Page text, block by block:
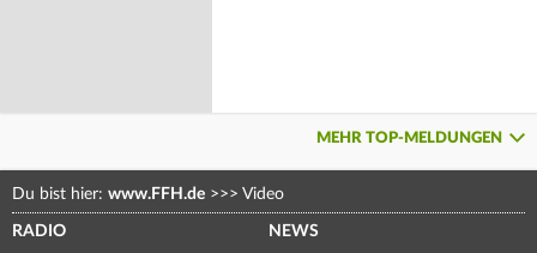
MEHR TOP-MELDUNGEN
Du bist hier: www.FFH.de >>> Video
RADIO NEWS